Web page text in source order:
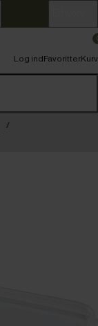
Log indFavoritterKurv